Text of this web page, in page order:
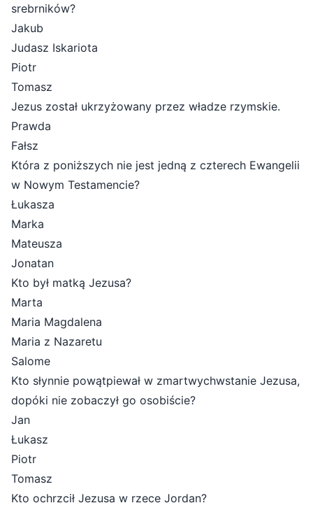
srebrników?
Jakub
Judasz Iskariota
Piotr
Tomasz
Jezus został ukrzyżowany przez władze rzymskie.
Prawda
Fałsz
Która z poniższych nie jest jedną z czterech Ewangelii
w Nowym Testamencie?
Łukasza
Marka
Mateusza
Jonatan
Kto był matką Jezusa?
Marta
Maria Magdalena
Maria z Nazaretu
Salome
Kto słynnie powątpiewał w zmartwychwstanie Jezusa,
dopóki nie zobaczył go osobiście?
Jan
Łukasz
Piotr
Tomasz
Kto ochrzcił Jezusa w rzece Jordan?